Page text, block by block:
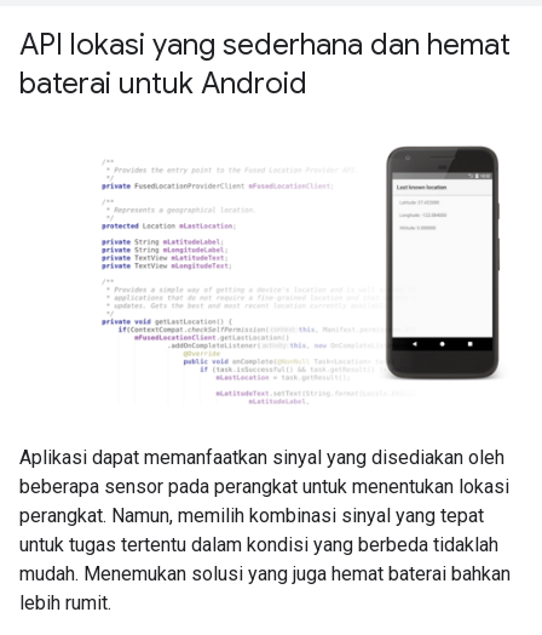
API lokasi yang sederhana dan hemat
baterai untuk Android
Aplikasi dapat memanfaatkan sinyal yang disediakan oleh
beberapa sensor pada perangkat untuk menentukan lokasi
perangkat. Namun, memilih kombinasi sinyal yang tepat
untuk tugas tertentu dalam kondisi yang berbeda tidaklah
mudah. Menemukan solusi yang juga hemat baterai bahkan
lebih rumit.